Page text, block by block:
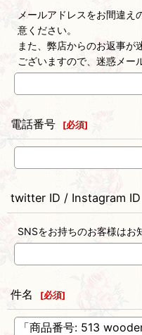
メールアドレスをお間違え
意ください。
また、弊店からのお返事が
ございますので、迷惑メー
電話番号 [必須]
twitter ID / Instagram ID
SNSをお持ちのお客様はお
件名 [必須]